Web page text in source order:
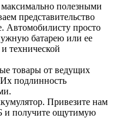
полезными
представительство
Автомобилисту просто
батарею или ее
технической
товары от ведущих
подлинность
Привезите нам
и получите ощутимую